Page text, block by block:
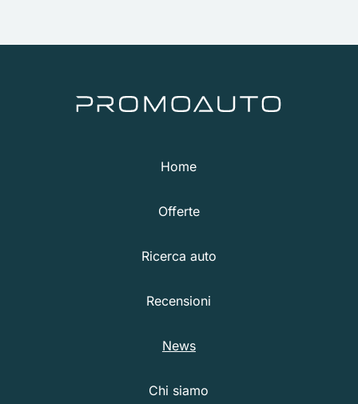
Home
Offerte
Ricerca auto
Recensioni
News
Chi siamo